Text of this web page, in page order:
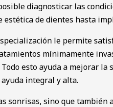
diagnosticar las
estética de dientes hasta
le permite
mínimamente
esto ayuda a mejorar
integral y alta.
sonrisas, sino que también